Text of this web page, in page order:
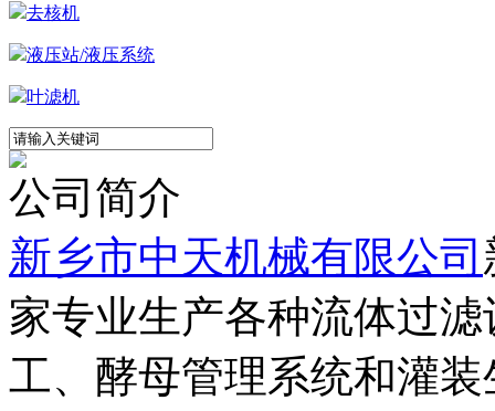
去核机
液压站/液压系统
叶滤机
公司简介
新乡市中天机械有限公司
家专业生产各种流体过
工、酵母管理系统和灌